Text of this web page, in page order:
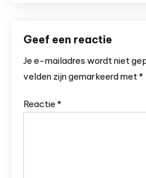
Geef een reactie
Je e-mailadres wordt niet
velden zijn gemarkeerd met*
Reactie *